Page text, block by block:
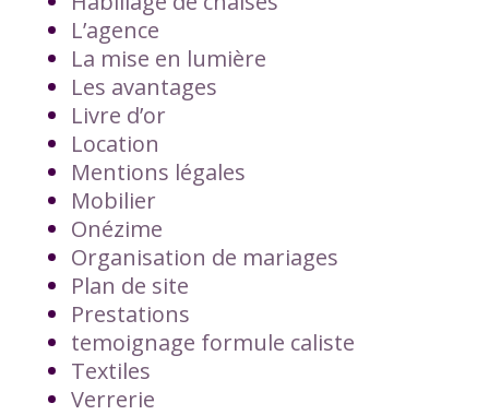
L’agence
La mise en lumière
Les avantages
Livre d’or
Location
Mentions légales
Mobilier
Onézime
Organisation de mariages
Plan de site
Prestations
temoignage formule caliste
Textiles
Verrerie